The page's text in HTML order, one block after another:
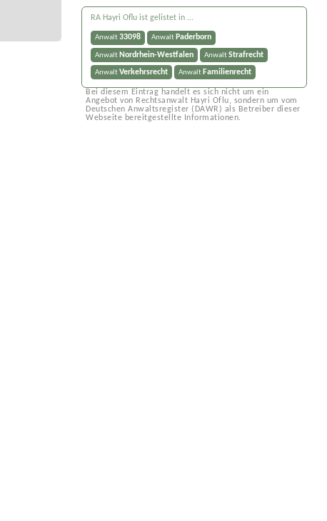
RA Hayri Oflu ist gelistet in ...
Anwalt33098 AnwaltPaderborn
Anwalt Nordrhein-Westfalen AnwaltStrafrecht
AnwaltVerkehrsrecht Anwalt Familienrecht
Bei diesem Eintrag handelt es sich nicht um ein
Angebot von Rechtsanwalt Hayri Oflu, sondern um vom
Deutschen Anwaltsregister (DAWR) als Betreiber dieser
Webseite bereitgestellte Informationen.